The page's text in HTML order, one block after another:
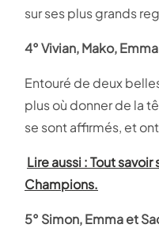
sur ses plus grands
4° Vivian, Mako,
Entouré de deux
plus où donner de la
se sont affirmés, et
Lire aussi : Tout
Champions.
5° Simon, Emma et